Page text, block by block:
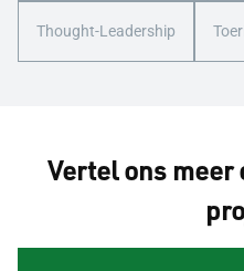
Thought-Leadership
Vertel ons meer